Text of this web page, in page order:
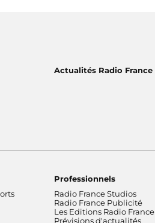
Actualités Radio France
Professionnels
Radio France Studios
Radio France Publicité
Les Editions Radio France
Prévisions d'actualités